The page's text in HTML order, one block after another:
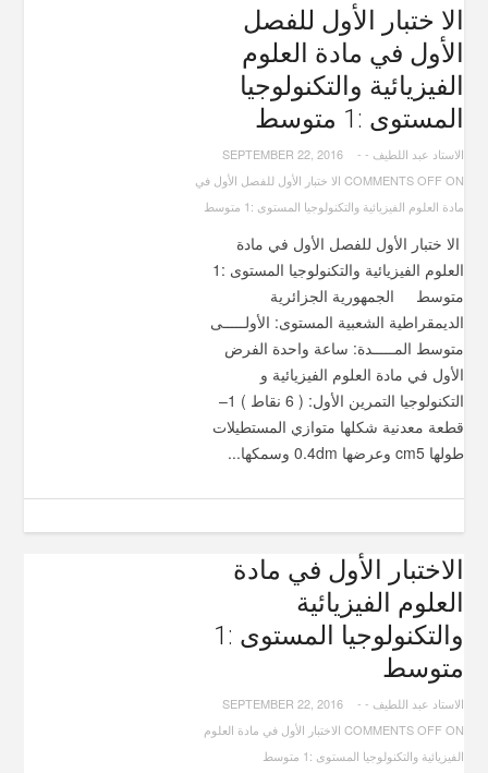
الا ختبار الأول للفصل
الأول في مادة العلوم
الفيزيائية والتكنولوجيا
المستوى :1 متوسط
الاستاد عبد اللطيف -
SEPTEMBER 22, 2016
-
COMMENTS OFF ON الا ختبار الأول للفصل الأول في
مادة العلوم الفيزيائية والتكنولوجيا المستوى :1 متوسط
الا ختبار الأول للفصل الأول في مادة
العلوم الفيزيائية والتكنولوجيا المستوى :1
متوسط الجمهورية الجزائرية
الديمقراطية الشعبية المستوى: الأولـــــى
متوسط المـــــدة: ساعة واحدة الفرض
الأول في مادة العلوم الفيزيائية و
التكنولوجيا التمرين الأول: ( 6 نقاط ) 1–
قطعة معدنية شكلها متوازي المستطيلات
طولها cm5 وعرضها 0.4dm وسمكها...
الاختبار الأول في مادة
العلوم الفيزيائية
والتكنولوجيا المستوى :1
متوسط
الاستاد عبد اللطيف -
SEPTEMBER 22, 2016
-
COMMENTS OFF ON الاختبار الأول في مادة العلوم
الفيزيائية والتكنولوجيا المستوى :1 متوسط